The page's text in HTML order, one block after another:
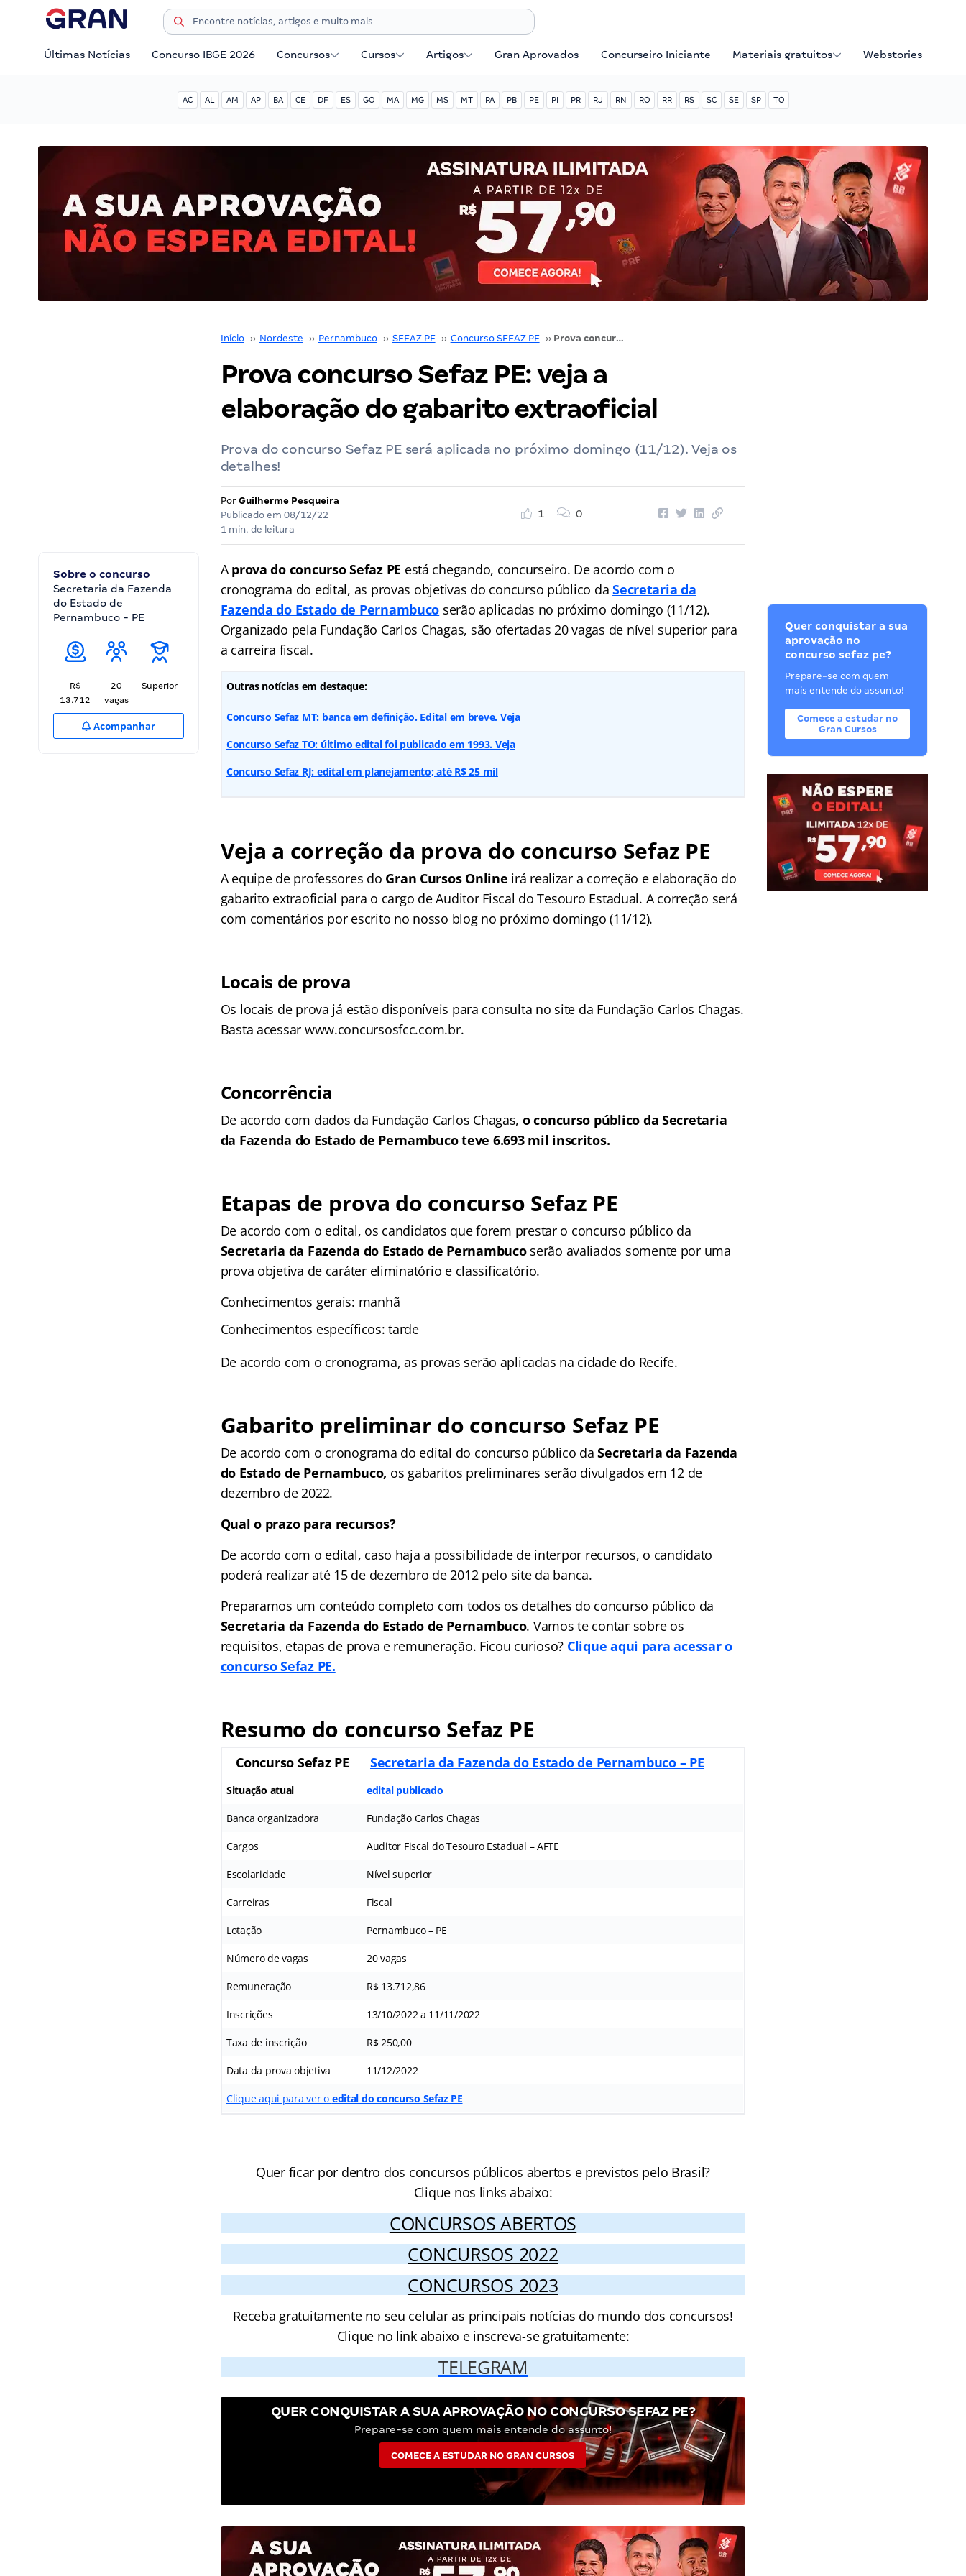
Últimas Notícias Concurso IBGE 2026 Concursos Cursos Artigos Gran Aprovados Concurseiro Iniciante Materiais gratuitos Webstories
AC AL AM AP BA CE DF ES GO MA MG MS MT PA PB PE PI PR RJ RN RO RR RS SC SE SP TO
Início ›› Nordeste ›› Pernambuco ›› SEFAZ PE ›› Concurso SEFAZ PE ›› Prova concurso Sefaz PE: veja a elaboração do gabarito extraoficial
Prova concurso Sefaz PE: veja a
elaboração do gabarito extraoficial
Prova do concurso Sefaz PE será aplicada no próximo domingo (11/12). Veja os
detalhes!
Por Guilherme Pesqueira
Publicado em 08/12/22
1 min. de leitura
1 0
Sobre o concurso
Secretaria da Fazenda
do Estado de
Pernambuco - PE
R$
13.712
20
vagas
Superior
Acompanhar
Aprova do concurso Sefaz PE está chegando, concurseiro. De acordo com o
cronograma do edital, as provas objetivas do concurso público daSecretaria da
Fazenda do Estado de Pernambuco serão aplicadas no próximo domingo (11/12).
Organizado pela Fundação Carlos Chagas, são ofertadas 20 vagas de nível superior para
a carreira fiscal.
Outras notícias em destaque:
Concurso Sefaz MT: banca em definição. Edital em breve. Veja
Concurso Sefaz TO: último edital foi publicado em 1993. Veja
Concurso Sefaz RJ: edital em planejamento; até R$ 25 mil
Veja a correção da prova do concurso Sefaz PE
A equipe de professores do Gran Cursos Online irá realizar a correção e elaboração do
gabarito extraoficial para o cargo de Auditor Fiscal do Tesouro Estadual. A correção será
com comentários por escrito no nosso blog no próximo domingo (11/12).
Locais de prova
Os locais de prova já estão disponíveis para consulta no site da Fundação Carlos Chagas.
Basta acessar www.concursosfcc.com.br.
Concorrência
De acordo com dados da Fundação Carlos Chagas, o concurso público da Secretaria
da Fazenda do Estado de Pernambuco teve 6.693 mil inscritos.
Etapas de prova do concurso Sefaz PE
De acordo com o edital, os candidatos que forem prestar o concurso público da
Secretaria da Fazenda do Estado de Pernambuco serão avaliados somente por uma
prova objetiva de caráter eliminatório e classificatório.
Conhecimentos gerais: manhã
Conhecimentos específicos: tarde
De acordo com o cronograma, as provas serão aplicadas na cidade do Recife.
Gabarito preliminar do concurso Sefaz PE
De acordo com o cronograma do edital do concurso público daSecretaria da Fazenda
do Estado de Pernambuco, os gabaritos preliminares serão divulgados em 12 de
dezembro de 2022.
Qual o prazo para recursos?
De acordo com o edital, caso haja a possibilidade de interpor recursos, o candidato
poderá realizar até 15 de dezembro de 2012 pelo site da banca.
Preparamos um conteúdo completo com todos os detalhes do concurso público da
Secretaria da Fazenda do Estado de Pernambuco. Vamos te contar sobre os
requisitos, etapas de prova e remuneração. Ficou curioso? Clique aqui para acessar o
concurso Sefaz PE.
Resumo do concurso Sefaz PE
Concurso Sefaz PE Secretaria da Fazenda do Estado de Pernambuco – PE
Situação atual edital publicado
Banca organizadora Fundação Carlos Chagas
Cargos Auditor Fiscal do Tesouro Estadual – AFTE
Escolaridade Nível superior
Carreiras Fiscal
Lotação Pernambuco – PE
Número de vagas 20 vagas
Remuneração R$ 13.712,86
Inscrições 13/10/2022 a 11/11/2022
Taxa de inscrição R$ 250,00
Data da prova objetiva 11/12/2022
Clique aqui para ver o edital do concurso Sefaz PE
Quer ficar por dentro dos concursos públicos abertos e previstos pelo Brasil?
Clique nos links abaixo:
CONCURSOS ABERTOS
CONCURSOS 2022
CONCURSOS 2023
Receba gratuitamente no seu celular as principais notícias do mundo dos concursos!
Clique no link abaixo e inscreva-se gratuitamente:
TELEGRAM
QUER CONQUISTAR A SUA APROVAÇÃO NO CONCURSO SEFAZ PE?
Prepare-se com quem mais entende do assunto!
COMECE A ESTUDAR NO GRAN CURSOS
Quer conquistar a sua
aprovação no
concurso sefaz pe?
Prepare-se com quem
mais entende do assunto!
Comece a estudar no
Gran Cursos